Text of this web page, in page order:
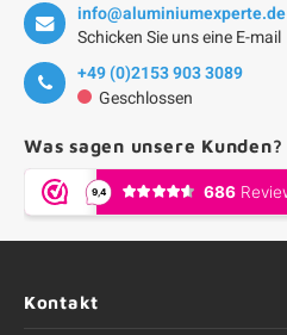
info@aluminiumexperte.de
Schicken Sie uns eine E-mail
+49 (0)2153 903 3089
Geschlossen
Was sagen unsere Kunden?
Kontakt